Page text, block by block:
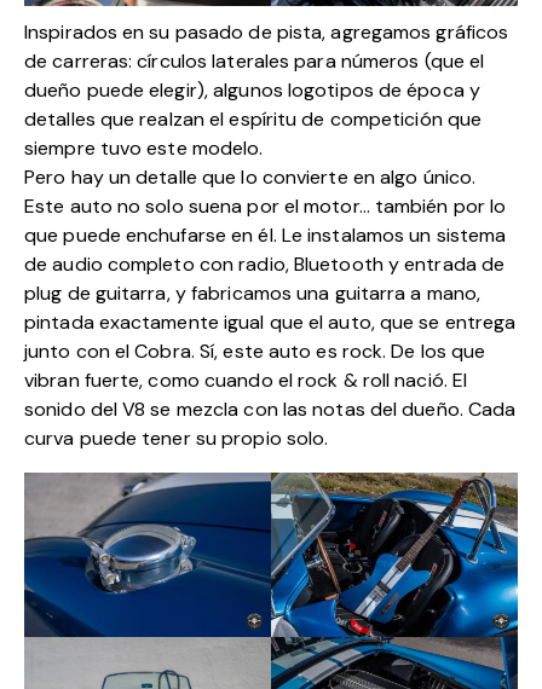
Inspirados en su pasado de pista, agregamos gráficos
de carreras: círculos laterales para números (que el
dueño puede elegir), algunos logotipos de época y
detalles que realzan el espíritu de competición que
siempre tuvo este modelo.
Pero hay un detalle que lo convierte en algo único.
Este auto no solo suena por el motor… también por lo
que puede enchufarse en él. Le instalamos un sistema
de audio completo con radio, Bluetooth y entrada de
plug de guitarra, y fabricamos una guitarra a mano,
pintada exactamente igual que el auto, que se entrega
junto con el Cobra. Sí, este auto es rock. De los que
vibran fuerte, como cuando el rock & roll nació. El
sonido del V8 se mezcla con las notas del dueño. Cada
curva puede tener su propio solo.